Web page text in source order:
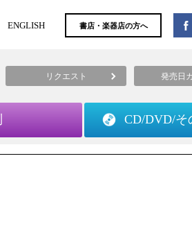
ENGLISH 書店・楽器店の方へ
リクエスト 発売日
CD/DVD/そ